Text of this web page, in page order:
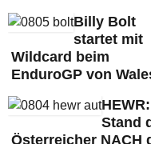
Billy Bolt
startet mit
Wildcard beim
EnduroGP von
HEWR:
Stand
Österreicher NACH